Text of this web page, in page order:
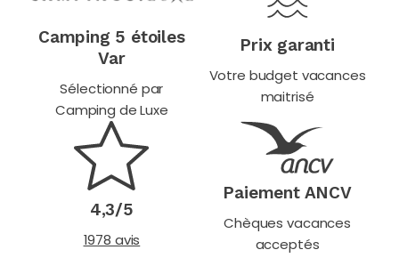
Camping 5 étoiles
Var
Sélectionné par
Camping de Luxe
Prix garanti
Votre budget vacances
maitrisé
4,3/5
1978 avis
Paiement ANCV
Chèques vacances
acceptés